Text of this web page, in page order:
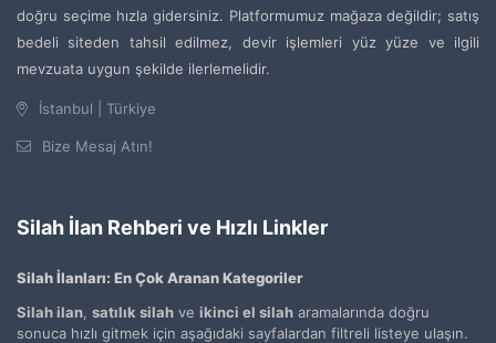
doğru seçime hızla gidersiniz. Platformumuz mağaza değildir; satış
bedeli siteden tahsil edilmez, devir işlemleri yüz yüze ve ilgili
mevzuata uygun şekilde ilerlemelidir.
İstanbul | Türkiye
Bize Mesaj Atın!
Silah İlan Rehberi ve Hızlı Linkler
Silah İlanları: En Çok Aranan Kategoriler
Silah ilan satılık silah ve ikinci el silah aramalarında doğru
sonuca hızlı gitmek için aşağıdaki sayfalardan filtreli listeye ulaşın.